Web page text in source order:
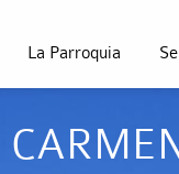
La Parroquia